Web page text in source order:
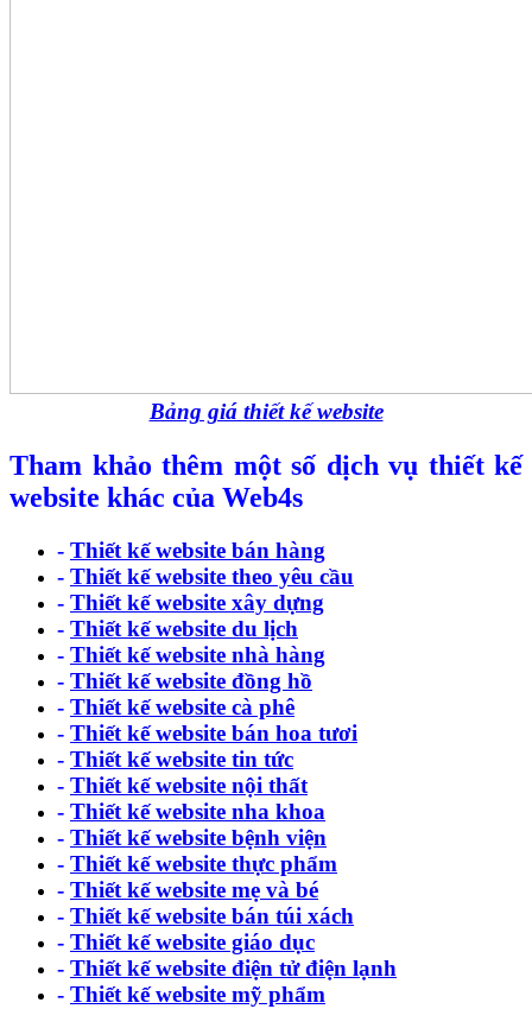
Bảng giá thiết kế website
Tham khảo thêm một số dịch vụ thiết kế
website khác của Web4s
- Thiết kế website bán hàng
- Thiết kế website theo yêu cầu
- Thiết kế website xây dựng
- Thiết kế website du lịch
- Thiết kế website nhà hàng
- Thiết kế website đồng hồ
- Thiết kế website cà phê
- Thiết kế website bán hoa tươi
- Thiết kế website tin tức
- Thiết kế website nội thất
- Thiết kế website nha khoa
- Thiết kế website bệnh viện
- Thiết kế website thực phẩm
- Thiết kế website mẹ và bé
- Thiết kế website bán túi xách
- Thiết kế website giáo dục
- Thiết kế website điện tử điện lạnh
- Thiết kế website mỹ phẩm